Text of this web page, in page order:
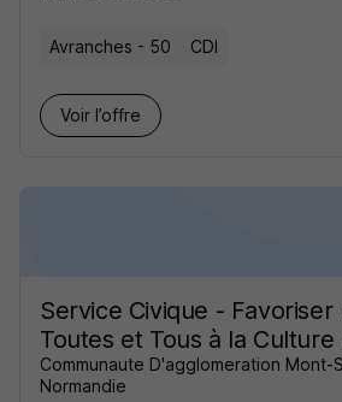
Avranches - 50 CDI
Voir l’offre
Service Civique - Favoriser
Toutes et Tous à la Culture
Communaute D'agglomeration Mont-
Normandie